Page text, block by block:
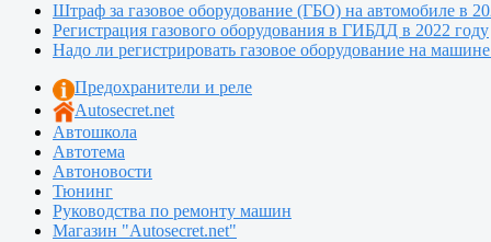
Штраф за газовое оборудование (ГБО) на автомобиле в
Регистрация газового оборудования в ГИБДД в 2022 году
Надо ли регистрировать газовое оборудование на
Предохранители и реле
Autosecret.net
Автошкола
Автотема
Автоновости
Тюнинг
Руководства по ремонту машин
Магазин "Autosecret.net"